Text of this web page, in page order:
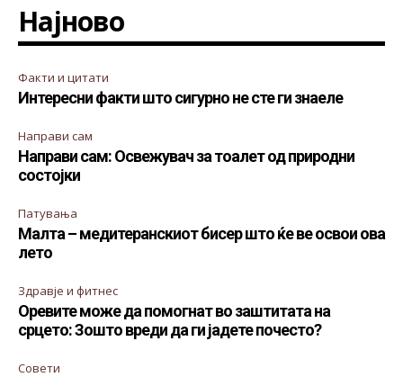
Најново
Факти и цитати
Интересни факти што сигурно не сте ги знаеле
Направи сам
Направи сам: Освежувач за тоалет од природни
состојки
Патувања
Малта – медитеранскиот бисер што ќе ве освои ова
лето
Здравје и фитнес
Оревите може да помогнат во заштитата на
срцето: Зошто вреди да ги јадете почесто?
Совети